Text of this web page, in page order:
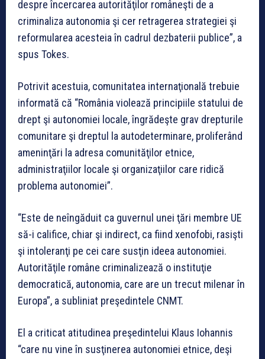
despre încercarea autorităţilor româneşti de a
criminaliza autonomia şi cer retragerea strategiei şi
reformularea acesteia în cadrul dezbaterii publice”, a
spus Tokes.
Potrivit acestuia, comunitatea internaţională trebuie
informată că “România violează principiile statului de
drept şi autonomiei locale, îngrădeşte grav drepturile
comunitare şi dreptul la autodeterminare, proliferând
ameninţări la adresa comunităţilor etnice,
administraţiilor locale şi organizaţiilor care ridică
problema autonomiei”.
“Este de neîngăduit ca guvernul unei ţări membre UE
să-i califice, chiar şi indirect, ca fiind xenofobi, rasişti
şi intoleranţi pe cei care susţin ideea autonomiei.
Autorităţile române criminalizează o instituţie
democratică, autonomia, care are un trecut milenar în
Europa”, a subliniat preşedintele CNMT.
El a criticat atitudinea preşedintelui Klaus Iohannis
“care nu vine în susţinerea autonomiei etnice, deşi